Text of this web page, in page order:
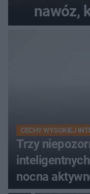
nawóz,
CECHY WYSOKIEJ
Trzy
nocna